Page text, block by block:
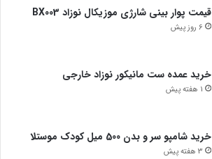
قیمت پوار بینی شارژی موزیکال نوزاد BX003
6 روز پیش
خرید عمده ست مانیکور نوزاد خارجی
1 هفته پیش
خرید شامپو سر و بدن 500 میل کودک موستلا
3 هفته پیش